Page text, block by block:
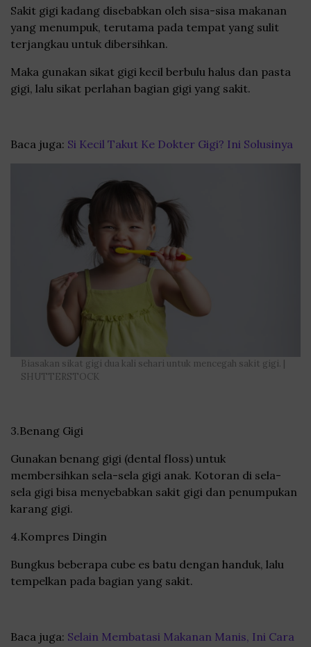
Sakit gigi kadang disebabkan oleh sisa-sisa makanan
yang menumpuk, terutama pada tempat yang sulit
terjangkau untuk dibersihkan.
Maka gunakan sikat gigi kecil berbulu halus dan pasta
gigi, lalu sikat perlahan bagian gigi yang sakit.
Baca juga: Si Kecil Takut Ke Dokter Gigi? Ini Solusinya
Biasakan sikat gigi dua kali sehari untuk mencegah sakit gigi. |
SHUTTERSTOCK
3.Benang Gigi
Gunakan benang gigi (dental floss) untuk
membersihkan sela-sela gigi anak. Kotoran di sela-
sela gigi bisa menyebabkan sakit gigi dan penumpukan
karang gigi.
4.Kompres Dingin
Bungkus beberapa cube es batu dengan handuk, lalu
tempelkan pada bagian yang sakit.
Baca juga: Selain Membatasi Makanan Manis, Ini Cara